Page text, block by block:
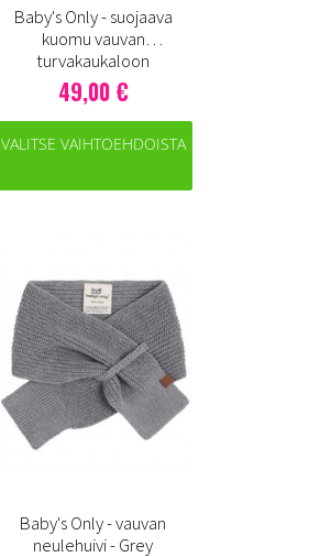
Baby's Only - suojaava
kuomu vauvan
turvakaukaloon
49,00 €
VALITSE VAIHTOEHDOISTA
Baby's Only - vauvan
neulehuivi - Grey